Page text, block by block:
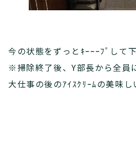
今の状態をずっとｷｰｰｰﾌﾟして
※掃除終了後、Y部長から全員
大仕事の後のｱｲｽｸﾘｰﾑの美味し